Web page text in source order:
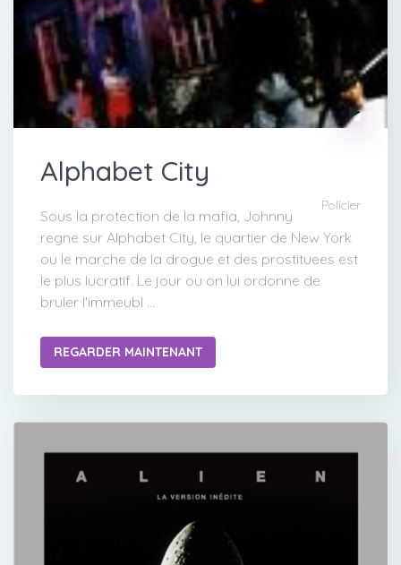
Alphabet City
Policier
Sous la protection de la mafia, Johnny
regne sur Alphabet City, le quartier de New York
ou le marche de la drogue et des prostituees est
le plus lucratif. Le jour ou on lui ordonne de
bruler l'immeubl ...
REGARDER MAINTENANT